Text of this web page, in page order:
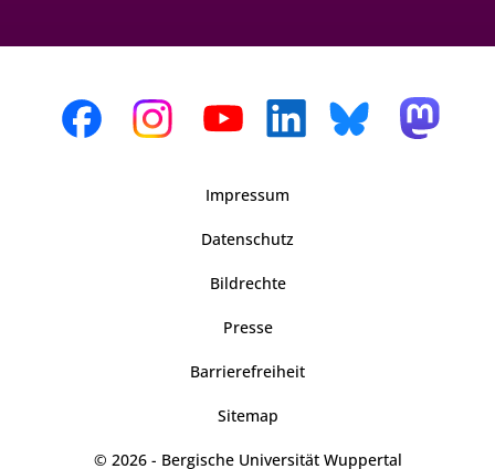
Impressum
Datenschutz
Bildrechte
Presse
Barrierefreiheit
Sitemap
© 2026 - Bergische Universität Wuppertal